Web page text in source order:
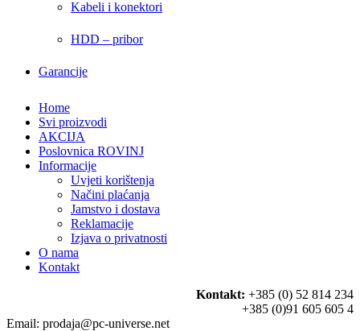
Kabeli i konektori
HDD – pribor
Garancije
Home
Svi proizvodi
AKCIJA
Poslovnica ROVINJ
Informacije
Uvjeti korištenja
Načini plaćanja
Jamstvo i dostava
Reklamacije
Izjava o privatnosti
O nama
Kontakt
Kontakt: +385 (0) 52 814 234
+385 (0)91 605 605 4
Email: prodaja@pc-universe.net